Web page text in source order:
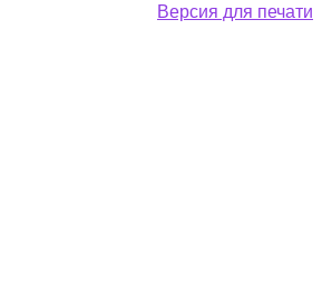
Версия для печати